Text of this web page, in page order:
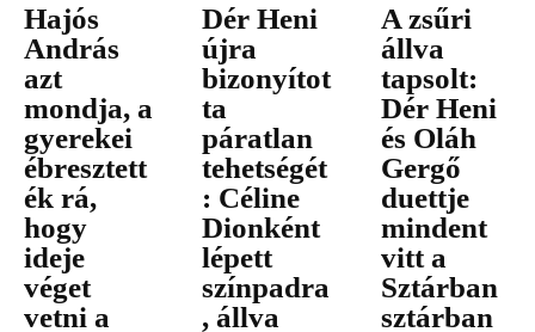
Hajós
András
azt
mondja, a
gyerekei
ébresztett
ék rá,
hogy
ideje
véget
vetni a
Dér Heni
újra
bizonyítot
ta
páratlan
tehetségét
: Céline
Dionként
lépett
színpadra
, állva
A zsűri
állva
tapsolt:
Dér Heni
és Oláh
Gergő
duettje
mindent
vitt a
Sztárban
sztárban